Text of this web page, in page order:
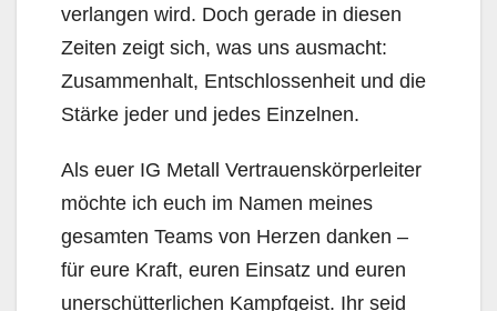
verlangen wird. Doch gerade in diesen
Zeiten zeigt sich, was uns ausmacht:
Zusammenhalt, Entschlossenheit und die
Stärke jeder und jedes Einzelnen.
Als euer IG Metall Vertrauenskörperleiter
möchte ich euch im Namen meines
gesamten Teams von Herzen danken –
für eure Kraft, euren Einsatz und euren
unerschütterlichen Kampfgeist. Ihr seid